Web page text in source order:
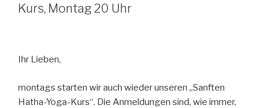
Kurs, Montag 20 Uhr
Ihr Lieben,
montags starten wir auch wieder unseren „Sanften
Hatha-Yoga-Kurs“. Die Anmeldungen sind, wie immer,